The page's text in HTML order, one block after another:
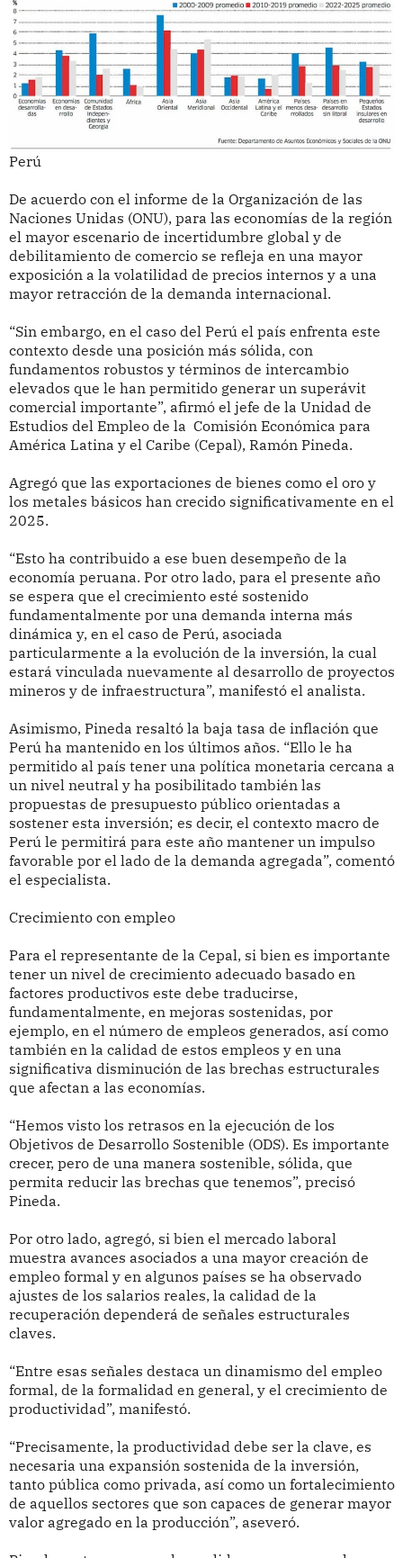
Perú
De acuerdo con el informe de la Organización de las
Naciones Unidas (ONU), para las economías de la región
el mayor escenario de incertidumbre global y de
debilitamiento de comercio se refleja en una mayor
exposición a la volatilidad de precios internos y a una
mayor retracción de la demanda internacional.
“Sin embargo, en el caso del Perú el país enfrenta este
contexto desde una posición más sólida, con
fundamentos robustos y términos de intercambio
elevados que le han permitido generar un superávit
comercial importante”, afirmó el jefe de la Unidad de
Estudios del Empleo de la Comisión Económica para
América Latina y el Caribe (Cepal), Ramón Pineda.
Agregó que las exportaciones de bienes como el oro y
los metales básicos han crecido significativamente en el
2025.
“Esto ha contribuido a ese buen desempeño de la
economía peruana. Por otro lado, para el presente año
se espera que el crecimiento esté sostenido
fundamentalmente por una demanda interna más
dinámica y, en el caso de Perú, asociada
particularmente a la evolución de la inversión, la cual
estará vinculada nuevamente al desarrollo de proyectos
mineros y de infraestructura”, manifestó el analista.
Asimismo, Pineda resaltó la baja tasa de inflación que
Perú ha mantenido en los últimos años. “Ello le ha
permitido al país tener una política monetaria cercana a
un nivel neutral y ha posibilitado también las
propuestas de presupuesto público orientadas a
sostener esta inversión; es decir, el contexto macro de
Perú le permitirá para este año mantener un impulso
favorable por el lado de la demanda agregada”, comentó
el especialista.
Crecimiento con empleo
Para el representante de la Cepal, si bien es importante
tener un nivel de crecimiento adecuado basado en
factores productivos este debe traducirse,
fundamentalmente, en mejoras sostenidas, por
ejemplo, en el número de empleos generados, así como
también en la calidad de estos empleos y en una
significativa disminución de las brechas estructurales
que afectan a las economías.
“Hemos visto los retrasos en la ejecución de los
Objetivos de Desarrollo Sostenible (ODS). Es importante
crecer, pero de una manera sostenible, sólida, que
permita reducir las brechas que tenemos”, precisó
Pineda.
Por otro lado, agregó, si bien el mercado laboral
muestra avances asociados a una mayor creación de
empleo formal y en algunos países se ha observado
ajustes de los salarios reales, la calidad de la
recuperación dependerá de señales estructurales
claves.
“Entre esas señales destaca un dinamismo del empleo
formal, de la formalidad en general, y el crecimiento de
productividad”, manifestó.
“Precisamente, la productividad debe ser la clave, es
necesaria una expansión sostenida de la inversión,
tanto pública como privada, así como un fortalecimiento
de aquellos sectores que son capaces de generar mayor
valor agregado en la producción”, aseveró.